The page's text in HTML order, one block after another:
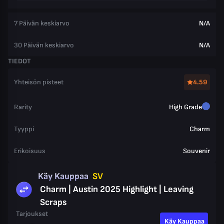
7 Päivän keskiarvo N/A
30 Päivän keskiarvo
N/A
TIEDOT
Yhteisön pisteet 4.59
Rarity High Grade
Tyyppi Charm
Erikoisuus Souvenir
Käy Kauppaa SV
Charm | Austin 2025 Highlight | Leaving
Scraps
Tarjoukset
Käy Kauppaa